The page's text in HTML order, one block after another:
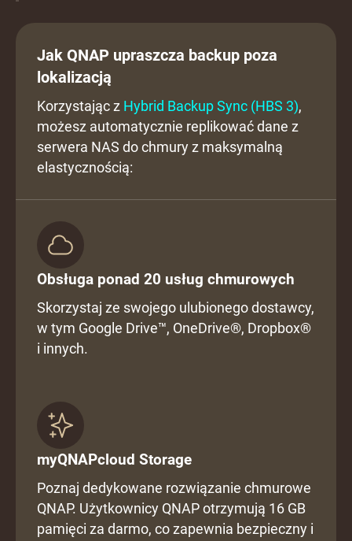
Jak QNAP upraszcza backup poza
lokalizacją
Korzystając z Hybrid Backup Sync (HBS 3),
możesz automatycznie replikować dane z
serwera NAS do chmury z maksymalną
elastycznością:
Obsługa ponad 20 usług chmurowych
Skorzystaj ze swojego ulubionego dostawcy,
w tym Google Drive™, OneDrive®, Dropbox®
i innych.
myQNAPcloud Storage
Poznaj dedykowane rozwiązanie chmurowe
QNAP. Użytkownicy QNAP otrzymują 16 GB
pamięci za darmo, co zapewnia bezpieczny i